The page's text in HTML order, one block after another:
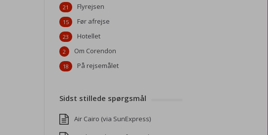
Flyrejsen
21
Før afrejse
15
Hotellet
23
Om Corendon
2
På rejsemålet
18
Sidst stillede spørgsmål
Air Cairo (via SunExpress)